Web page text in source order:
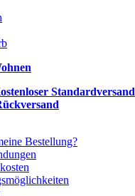
Standardversand
Bestellung?